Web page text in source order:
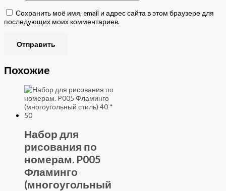
Сохранить моё имя, email и адрес сайта в этом браузере для
последующих моих комментариев.
Похожие
Набор для
рисования по
номерам. P005
Фламинго
(многоугольный